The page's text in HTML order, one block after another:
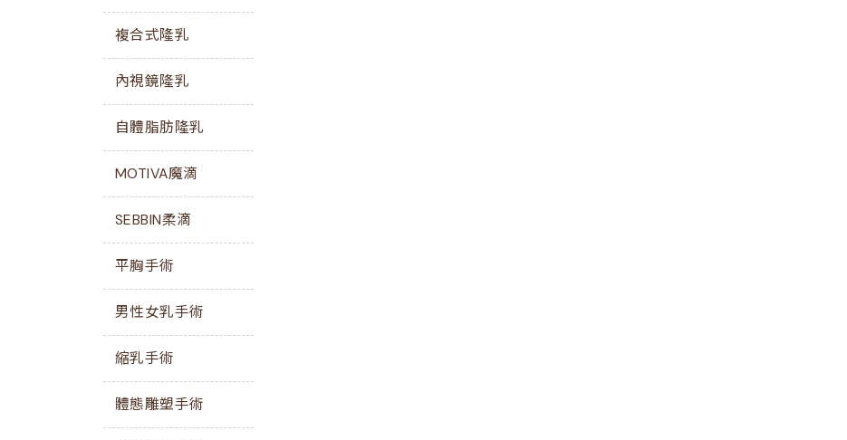
複合式隆乳
內視鏡隆乳
自體脂肪隆乳
MOTIVA魔滴
SEBBIN柔滴
平胸手術
男性女乳手術
縮乳手術
體態雕塑手術